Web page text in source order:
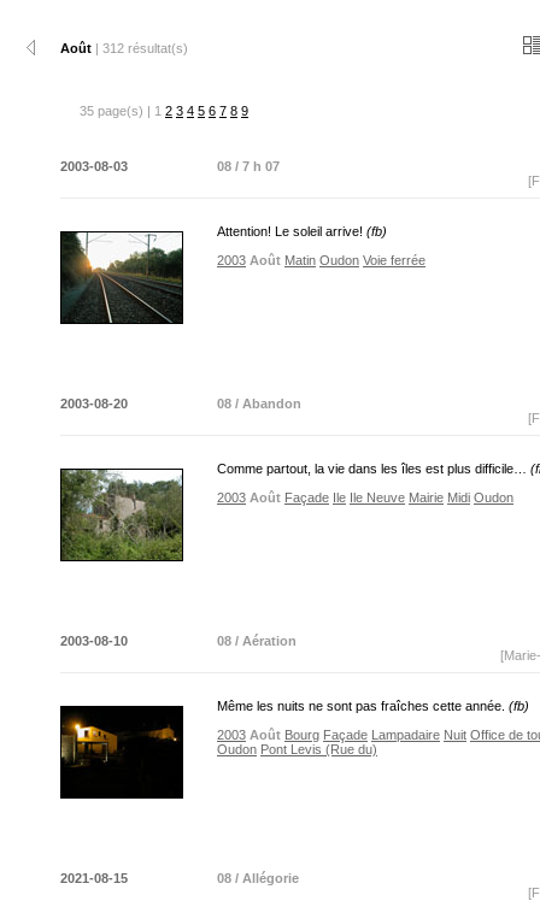
Août | 312 résultat(s)
35 page(s) | 1 2 3 4 5 6 7 8 9
2003-08-03
08 / 7 h 07
Attention! Le soleil arrive! (fb)
2003 Août Matin Oudon Voie ferrée
2003-08-20
08 / Abandon
Comme partout, la vie dans les îles est plus difficile…
2003 Août Façade Ile Ile Neuve Mairie Midi Oudon
2003-08-10
08 / Aération
Même les nuits ne sont pas fraîches cette année. (fb)
2003 Août Bourg Façade Lampadaire Nuit Office de
Oudon Pont Levis (Rue du)
2021-08-15
08 / Allégorie